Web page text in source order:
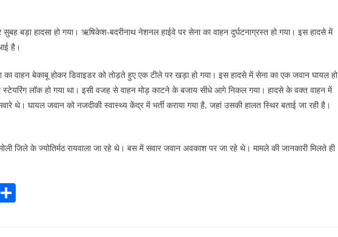
बड़ा हादसा हो गया। ऋषिकेश-बदरीनाथ नेशनल हाईवे पर सेना का वाहन दुर्घटनाग्रस्त हो गया। इस हादसे में
है।
का वाहन बेकाबू होकर डिवाइडर को तोड़ते हुए एक टीले पर खड़ा हो गया। इस हादसे में सेना का एक जवान घायल हो
स्टेयरिंग लॉक हो गया था। इसी वजह से वाहन मोड़ काटने के बजाय सीधे आगे निकल गया। हादसे के वक्त वाहन में
थे। घायल जवान को नजदीकी स्वास्थ्य केंद्र में भर्ती कराया गया है, जहां उसकी हालत स्थिर बताई जा रही है।
जिले के ज्योतिर्मठ रायवाला जा रहे थे। बस में सवार जवान अवकाश पर जा रहे थे। मामले की जानकारी मिलते ही